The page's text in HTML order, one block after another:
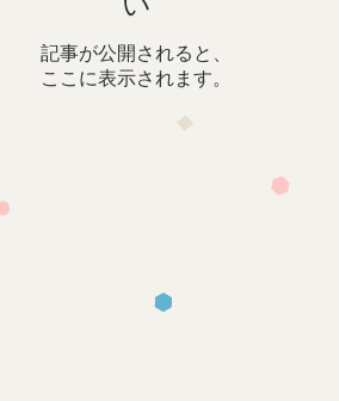
い
記事が公開されると、
ここに表示されます。